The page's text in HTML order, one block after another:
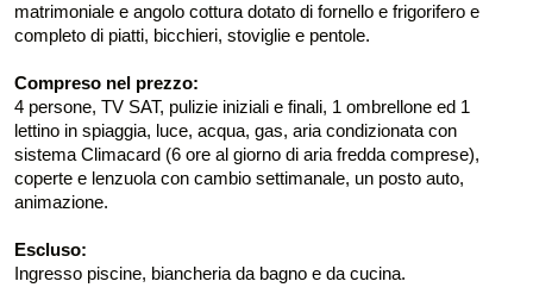
matrimoniale e angolo cottura dotato di fornello e frigorifero e
completo di piatti, bicchieri, stoviglie e pentole.
Compreso nel prezzo:
4 persone, TV SAT, pulizie iniziali e finali, 1 ombrellone ed 1
lettino in spiaggia, luce, acqua, gas, aria condizionata con
sistema Climacard (6 ore al giorno di aria fredda comprese),
coperte e lenzuola con cambio settimanale, un posto auto,
animazione.
Escluso:
Ingresso piscine, biancheria da bagno e da cucina.